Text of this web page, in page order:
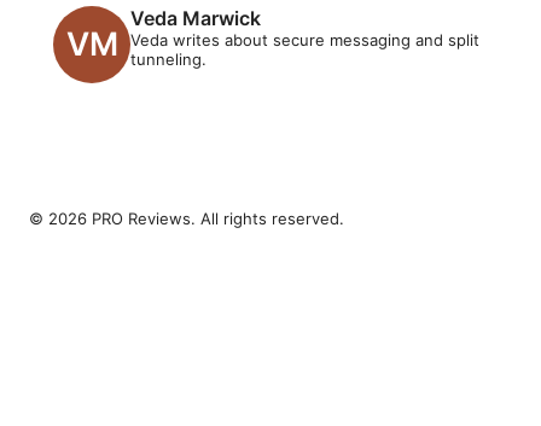
Veda Marwick
Veda writes about secure messaging and split
tunneling.
© 2026 PRO Reviews. All rights reserved.